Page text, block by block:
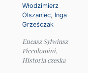
Włodzimierz
Olszaniec, Inga
Grześczak
Eneasz Sylwiusz
Piccolomini,
Historia czeska